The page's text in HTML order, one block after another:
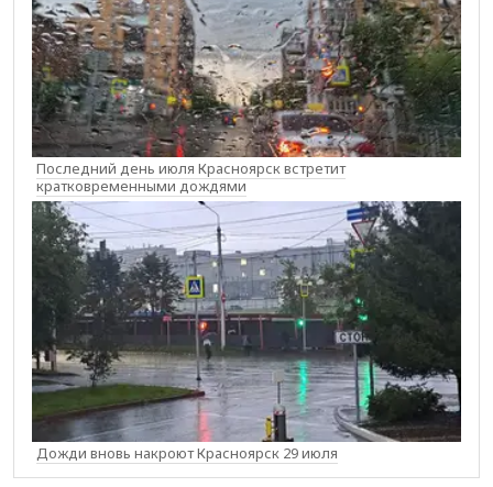
Последний день июля Красноярск встретит
кратковременными дождями
Дожди вновь накроют Красноярск 29 июля